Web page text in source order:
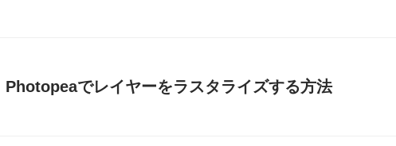
Photopeaでレイヤーをラスタライズする方法